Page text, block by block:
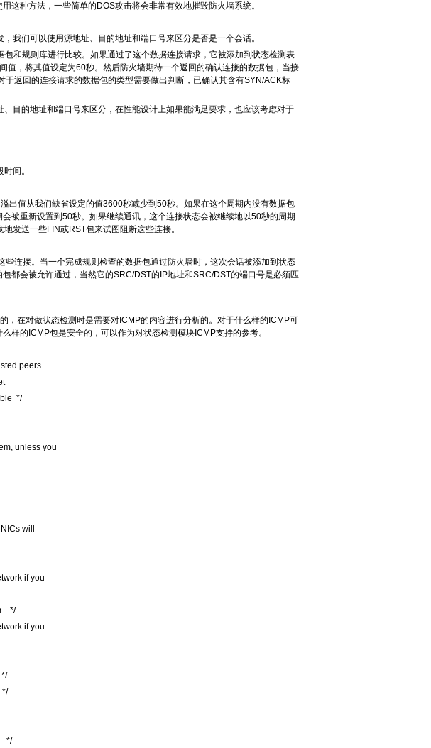
这种方法，一些简单的DOS攻击将会非常有效地摧毁防火墙系统。
我们可以使用源地址、目的地址和端口号来区分是否是一个会话。
和规则库进行比较。如果通过了这个数据连接请求，它被添加到状态检测表
值，将其值设定为60秒。然后防火墙期待一个返回的确认连接的数据包，当接
返回的连接请求的数据包的类型需要做出判断，已确认其含有SYN/ACK标
目的地址和端口号来区分，在性能设计上如果能满足要求，也应该考虑对于
间。
出值从我们缺省设定的值3600秒减少到50秒。如果在这个周期内没有数据包
被重新设置到50秒。如果继续通讯，这个连接状态会被继续地以50秒的周期
发送一些FIN或RST包来试图阻断这些连接。
连接。当一个完成规则检查的数据包通过防火墙时，这次会话被添加到状态
都会被允许通过，当然它的SRC/DST的IP地址和SRC/DST的端口号是必须匹
，在对做状态检测时是需要对ICMP的内容进行分析的。对于什么样的ICMP可
样的ICMP包是安全的，可以作为对状态检测模块ICMP支持的参考。
peers
*/
unless you
will
if you
*/
if you
*/
*/